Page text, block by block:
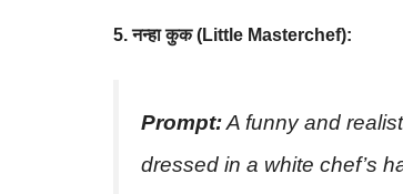
5. नन्हा कुक (Little Masterchef):
Prompt:A funny and
dressed in a white chef’s